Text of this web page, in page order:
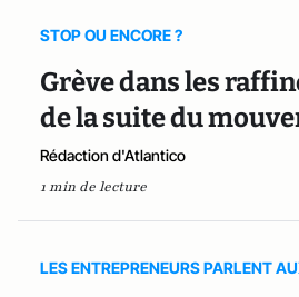
STOP OU ENCORE ?
Grève dans les
de la suite du
Rédaction d'Atlantico
1 min de lecture
LES ENTREPRENEURS PARLENT